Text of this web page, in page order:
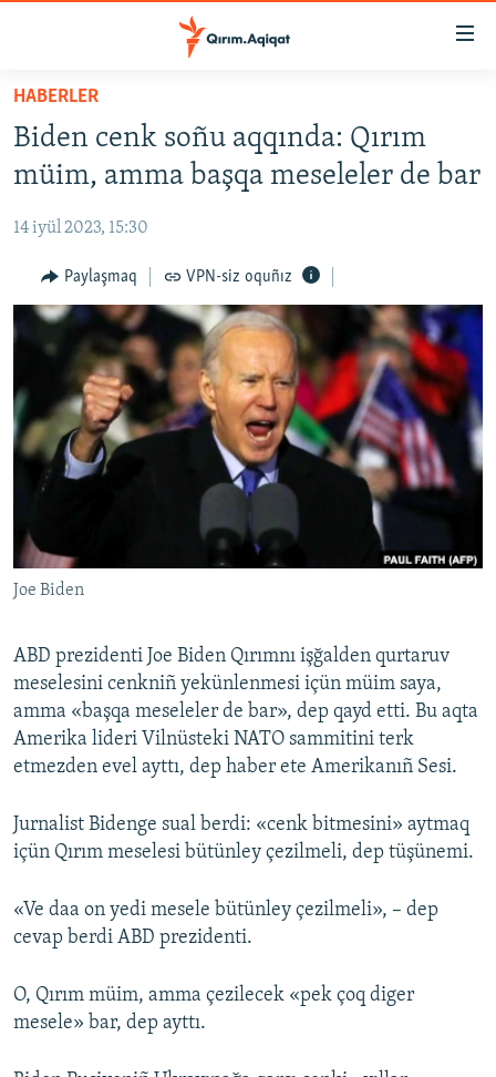
Esas
qaytmaq
Baş
qaytmaq
qaytmaq
HABERLER
CEMİYET
MEDENİYET
İNSAN AQLARI
VİDEO
SÜRET
BLOGLAR
FİKİR
Русский
Українською
RFE/RS bütün saytları
HABERLER
Biden cenk soñu aqqında: Qırım
müim, amma başqa meseleler de bar
14 iyül 2023, 15:30
Paylaşmaq VPN-siz oquñız
Joe Biden
ABD prezidenti Joe Biden Qırımnı işğalden qurtaruv
meselesini cenkniñ yekünlenmesi içün müim saya,
amma «başqa meseleler de bar», dep qayd etti. Bu aqta
Amerika lideri Vilnüsteki NATO sammitini terk
etmezden evel ayttı, dep haber ete Amerikanıñ Sesi.
Jurnalist Bidenge sual berdi: «cenk bitmesini» aytmaq
içün Qırım meselesi bütünley çezilmeli, dep tüşünemi.
«Ve daa on yedi mesele bütünley çezilmeli», – dep
cevap berdi ABD prezidenti.
O, Qırım müim, amma çezilecek «pek çoq diger
mesele» bar, dep ayttı.